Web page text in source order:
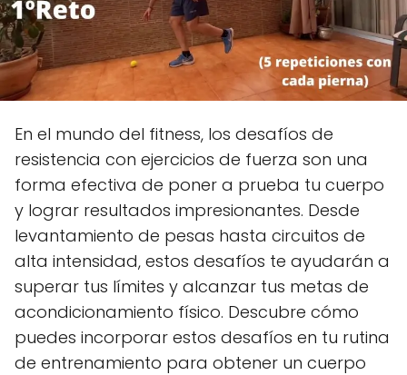
En el mundo del fitness, los desafíos de
resistencia con ejercicios de fuerza son una
forma efectiva de poner a prueba tu cuerpo
y lograr resultados impresionantes. Desde
levantamiento de pesas hasta circuitos de
alta intensidad, estos desafíos te ayudarán a
superar tus límites y alcanzar tus metas de
acondicionamiento físico. Descubre cómo
puedes incorporar estos desafíos en tu rutina
de entrenamiento para obtener un cuerpo